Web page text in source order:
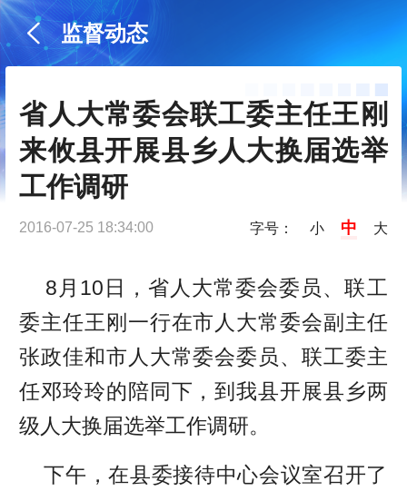
监督动态
省人大常委会联工委主任王刚
来攸县开展县乡人大换届选举
工作调研
2016-07-25 18:34:00 字号： 小 中 大
8月10日，省人大常委会委员、联工
委主任王刚一行在市人大常委会副主任
张政佳和市人大常委会委员、联工委主
任邓玲玲的陪同下，到我县开展县乡两
级人大换届选举工作调研。
下午，在县委接待中心会议室召开了